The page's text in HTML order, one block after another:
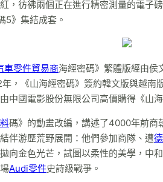
，彷彿兩個正在進行精密測量的電子
5》集結成套。
車零件貿易商海經密碼》繁體版經由侯
，《山海經密碼》簽約韓文版與越南
中國電影股份無限公司高價購得《山
碼》的動畫改編，講述了4000年前商
伴游歷荒野展開：他們參加商隊、遭
向金色光芒，試圖以柔性的美學，中
Audi零件史詩級戰爭。